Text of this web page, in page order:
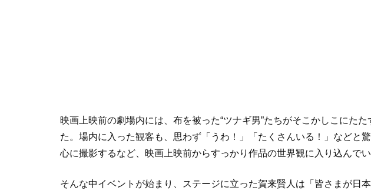
映画上映前の劇場内には、布を被った“ツナギ男”たちがそこかしこにた
た。場内に入った観客も、思わず「うわ！」「たくさんいる！」などと
心に撮影するなど、映画上映前からすっかり作品の世界観に入り込んでい
そんな中イベントが始まり、ステージに立った賀来賢人は「皆さまが日